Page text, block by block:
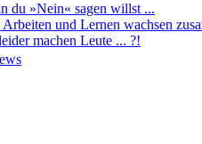
du »Nein« sagen willst ...
und Lernen wachsen
machen Leute ... ?!